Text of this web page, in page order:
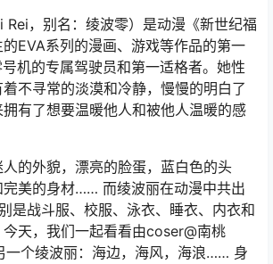
Rei，别名：绫波零）是动漫《新世纪福
EVA系列的漫画、游戏等作品的第一
机的专属驾驶员和第一适格者。她性
不寻常的淡漠和冷静，慢慢的明白了
有了想要温暖他人和被他人温暖的感
的外貌，漂亮的脸蛋，蓝白色的头
完美的身材…… 而绫波丽在动漫中共出
是战斗服、校服、泳衣、睡衣、内衣和
天，我们一起看看由coser@南桃
一个绫波丽：海边，海风，海浪…… 身